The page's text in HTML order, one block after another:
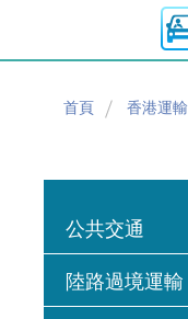
首頁 香港運輸
公共交通
陸路過境運輸